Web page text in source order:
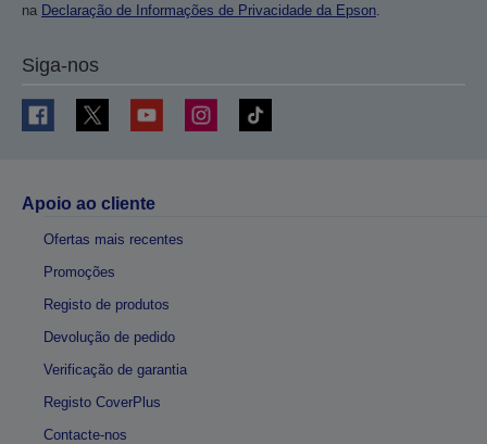
na Declaração de Informações de Privacidade da Epson
Siga-nos
Apoio ao cliente
Ofertas mais recentes
Promoções
Registo de produtos
Devolução de pedido
Verificação de garantia
Registo CoverPlus
Contacte-nos